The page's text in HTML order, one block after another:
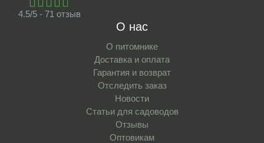
4.5/5 - 71 отзыв
О нас
О питомнике
Доставка и оплата
Гарантия и возврат
Отследить заказ
Новости
Статьи для садоводов
Отзывы
Оптовикам